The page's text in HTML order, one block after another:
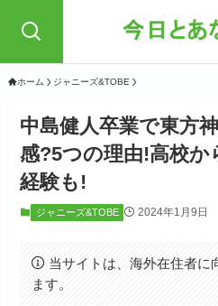
ホーム ジャニーズ&TOBE
中島健人卒業で東方
感?5つの理由!高校
経験も!
ジャニーズ&TOBE 2024年1月9日
当サイトは、海外在住者に
ます。